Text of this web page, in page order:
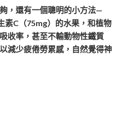
還有一個聰明的小方法—
素C（75mg）的水果，和植物
收率，甚至不輸動物性鐵質
減少疲倦勞累感，自然覺得神